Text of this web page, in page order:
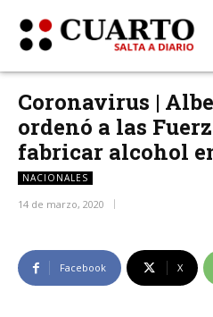
Coronavirus |
ordenó a las
fabricar alcohol
NACIONALES
14 de marzo, 2020
Facebook X